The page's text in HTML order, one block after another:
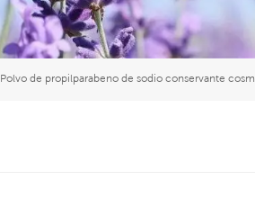
Polvo de propilparabeno de sodio conservante